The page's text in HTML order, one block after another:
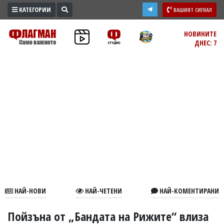
ПРОМО
ЗОНА
В
КАТЕГОРИИ ВАШИЯТ СИГНАЛ
НОВИНИТЕ
ДНЕС: 7
НАЙ-НОВИ НАЙ-ЧЕТЕНИ НАЙ-КОМЕНТИРАНИ
Пойзъна от „Бандата на Рижите“ влиза